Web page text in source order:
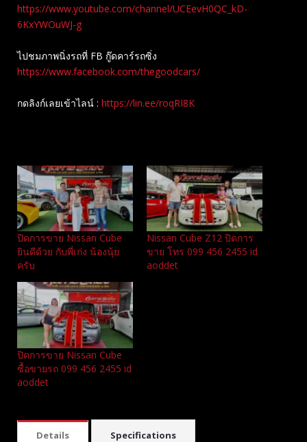
https://www.youtube.com/channel/UCEevH0QC_kD-
6KxYWOuWJ-g
ไปชมภาพนิ่งรถที่ FB กู๊ดคาร์รถซิ่ง
https://www.facebook.com/thegoodcars/
กดลิงก์เลยเข้าไลน์ : https://lin.ee/roqRI8K
ปิดการขาย Nissan Cube
ยินดีด้วย กับพี่เก่ง น้องนุ้ย
ครับ
Nissan Cube Z12 ปิดการ
ขาย โทร 099 456 2455 id
aoddet
ปิดการขาย Nissan Cube
ซื้อขายรถ 099 456 2455 id
aoddet
Details Specifications